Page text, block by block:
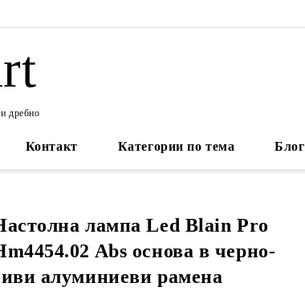
дребно
Контакт Категории по тема Блог
лампа Led Blain Pro
Abs основа в черно-
алуминиеви рамена